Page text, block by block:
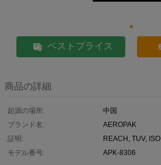
ベストプライス
商品の詳細
起源の場所:
中国
ブランド名:
AEROPAK
証明:
REACH, TUV, ISO
モデル番号:
APK-8306